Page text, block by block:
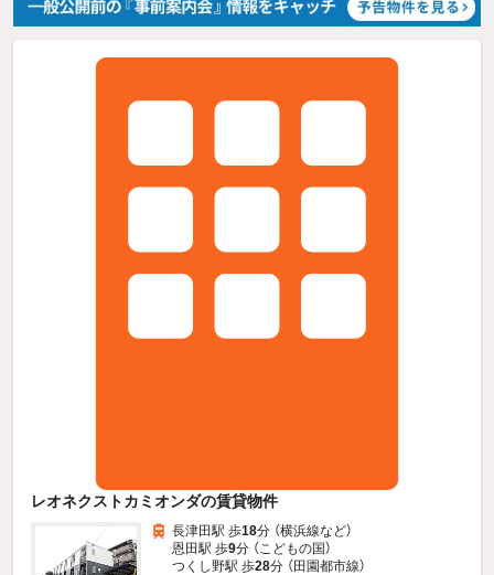
レオネクストカミオンダの賃貸物件
長津田駅 歩18分 （横浜線など）
恩田駅 歩9分 （こどもの国）
つくし野駅 歩28分 （田園都市線）